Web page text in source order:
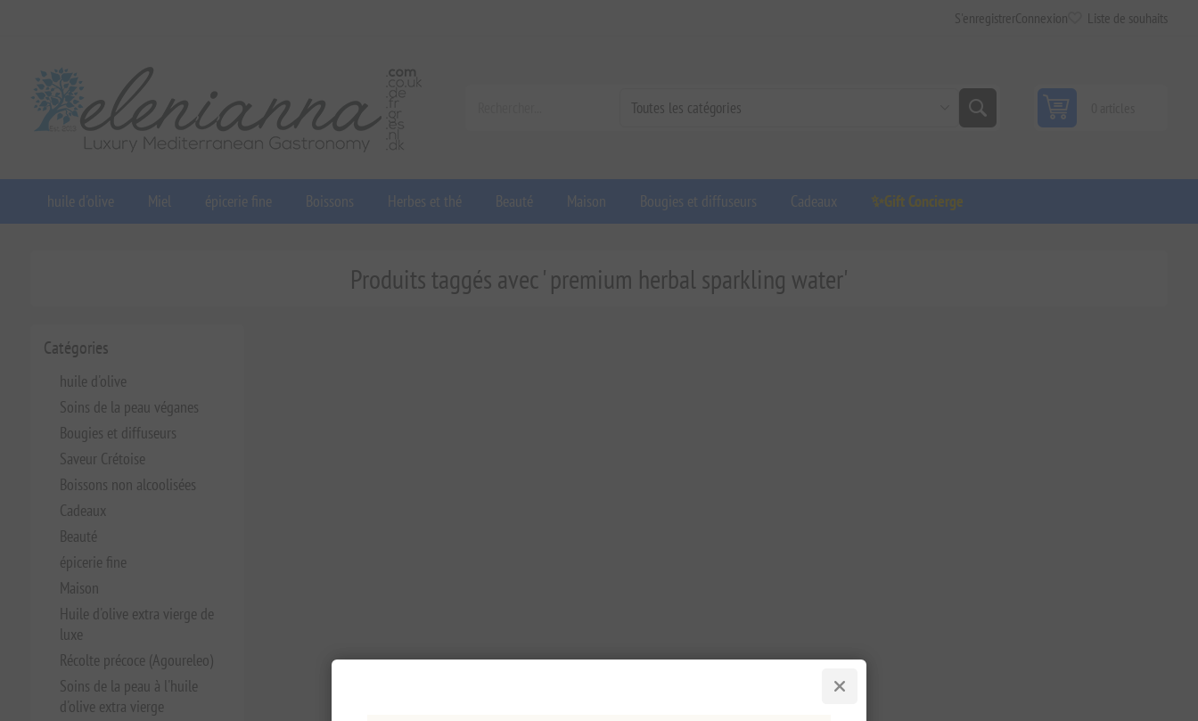
S'enregistrerConnexion Liste de souhaits
huile d'olive Miel épicerie fine Boissons Herbes et thé Beauté Maison Bougies et diffuseurs Cadeaux ✨Gift Concierge
Catégories
huile d'olive
Soins de la peau véganes
Bougies et diffuseurs
Saveur Crétoise
Boissons non alcoolisées
Cadeaux
Beauté
épicerie fine
Maison
Huile d'olive extra vierge de
luxe
Récolte précoce (Agoureleo)
Soins de la peau à l'huile
d'olive extra vierge
Produits taggés avec ' premium herbal sparkling water'